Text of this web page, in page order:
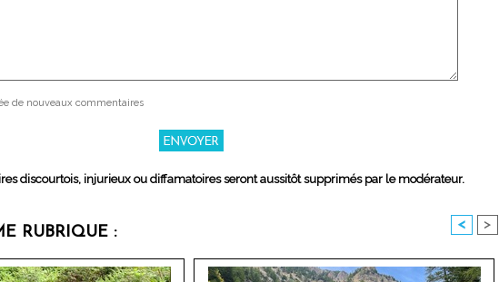
de nouveaux commentaires
discourtois, injurieux ou diffamatoires seront aussitôt supprimés par le modérateur.
RUBRIQUE : < >